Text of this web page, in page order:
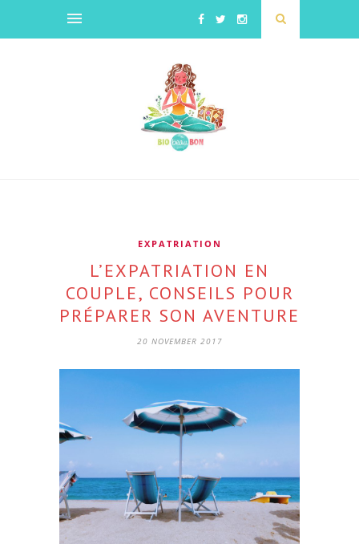
EXPATRIATION
L’EXPATRIATION EN
COUPLE, CONSEILS POUR
PRÉPARER SON AVENTURE
20 NOVEMBER 2017